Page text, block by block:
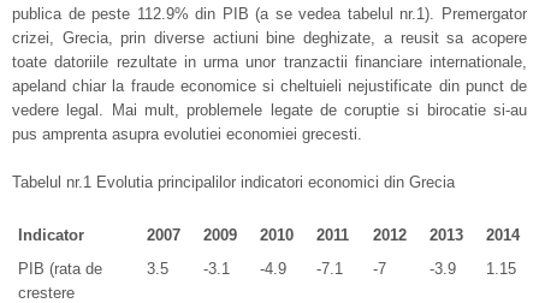
publica de peste 112.9% din PIB (a se vedea tabelul nr.1). Premergator
crizei, Grecia, prin diverse actiuni bine deghizate, a reusit sa acopere
toate datoriile rezultate in urma unor tranzactii financiare internationale,
apeland chiar la fraude economice si cheltuieli nejustificate din punct de
vedere legal. Mai mult, problemele legate de coruptie si birocatie si-au
pus amprenta asupra evolutiei economiei grecesti.
Tabelul nr.1 Evolutia principalilor indicatori economici din Grecia
Indicator 2007 2009 2010 2011 2012 2013
2014
PIB (rata de
crestere
3.5 -3.1 -4.9 -7.1 -7 -3.9 1.15